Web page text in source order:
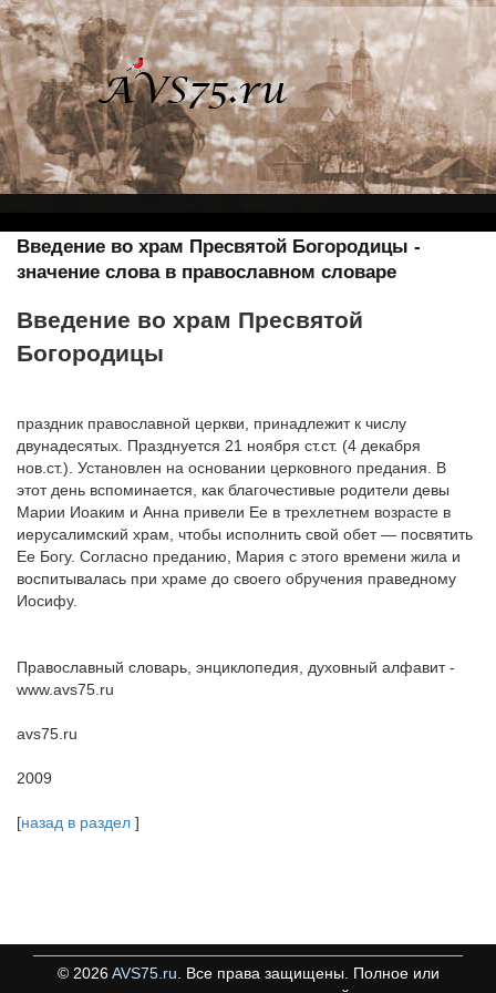
Введение во храм Пресвятой Богородицы -
значение слова в православном словаре
Введение во храм Пресвятой
Богородицы
праздник православной церкви, принадлежит к числу
двунадесятых. Празднуется 21 ноября ст.ст. (4 декабря
нов.ст.). Установлен на основании церковного предания. В
этот день вспоминается, как благочестивые родители девы
Марии Иоаким и Анна привели Ее в трехлетнем возрасте в
иерусалимский храм, чтобы исполнить свой обет — посвятить
Ее Богу. Согласно преданию, Мария с этого времени жила и
воспитывалась при храме до своего обручения праведному
Иосифу.
Православный словарь, энциклопедия, духовный алфавит -
www.avs75.ru
avs75.ru
2009
[назад в раздел ]
© 2026 AVS75.ru . Все права защищены. Полное или